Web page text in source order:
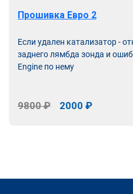
Прошивка Евро 2
Если удален катализатор -
заднего лямбда зонда и
Engine по нему
9800 ₽ 2000 ₽